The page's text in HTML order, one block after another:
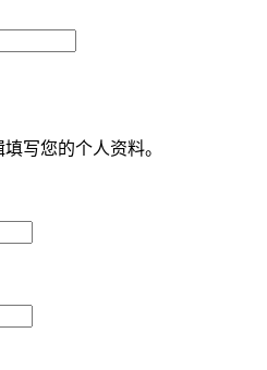
写您的个人资料。